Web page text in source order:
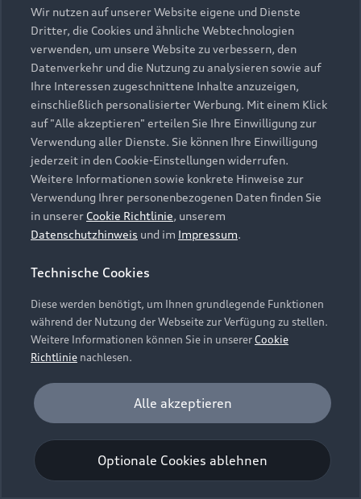
Elektromodelle
Plug-in-Hybride
Neuwagensuche
Gebrauchtwagensuche
Gebrauchtwagen
Finanzierung
Aktionen & Angebote
Geschäftskunden
Saisonale Angebote
Audi Services
Garantie
Audi digital services
myAudi
Support
Kundenservice
Händlersuche
Audi Code
Häufige Fragen (FAQ)
Audi Online Beratung
Bordbuch & Bedienungsanleitungen
Verträge kündigen
Vertrag widerrufen
Über Audi
Unternehmen
Karriere
Investor Relations
Presse & Media Center
Datenschutz
Audi erleben
Newsletter
© 2026 AUDI AG. Alle Rechte vorbehalten
Datenschutzinformation
Cookie-Richtlinie
Barrierefreiheit
Digital Services Act
EU Data Act
Embleme am Fahrzeug bei allen Abbildungen auf dieser
Webseite kann abweichen.
Wir nutzen auf unserer Website eigene und Dienste
Dritter, die Cookies und ähnliche Webtechnologien
verwenden, um unsere Website zu verbessern, den
Datenverkehr und die Nutzung zu analysieren sowie auf
Ihre Interessen zugeschnittene Inhalte anzuzeigen,
einschließlich personalisierter Werbung. Mit einem Klick
auf "Alle akzeptieren" erteilen Sie Ihre Einwilligung zur
Verwendung aller Dienste. Sie können Ihre Einwilligung
jederzeit in den Cookie-Einstellungen widerrufen.
Weitere Informationen sowie konkrete Hinweise zur
Verwendung Ihrer personenbezogenen Daten finden Sie
in unserer Cookie Richtlinie, unserem
Datenschutzhinweis und im Impressum.
Technische Cookies
Diese werden benötigt, um Ihnen grundlegende Funktionen
während der Nutzung der Webseite zur Verfügung zu stellen.
Weitere Informationen können Sie in unsererCookie
Richtlinie nachlesen.
Analyse und Statistik
Performance Cookies sammeln Informationen
darüber, wie unsere Webseite genutzt wird (z. B.
Anzahl der Besuche, Verweildauer). Diese Cookies
werden zur Optimierung der Webseite verwendet.
Optionale Cookies ablehnen
Alle akzeptieren